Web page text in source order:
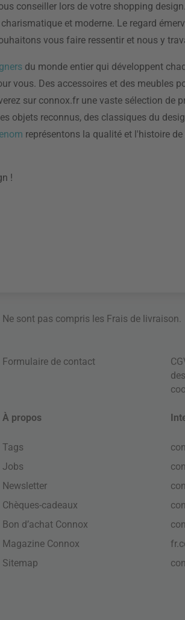
conseiller lors de votre shopping
et moderne. Le regard
vous faire ressentir et nous y
du monde entier qui développent
vous. Des accessoires et des meubles
sur connox.fr une vaste sélection de
objets reconnus, des classiques du
représentons la qualité et l'histoire
!
sont pas compris les Frais de livraison.
Formulaire de contact
À propos
Tags
Jobs
Newsletter
Chèques-cadeaux
Bon d’achat Connox
Magazine Connox
Sitemap